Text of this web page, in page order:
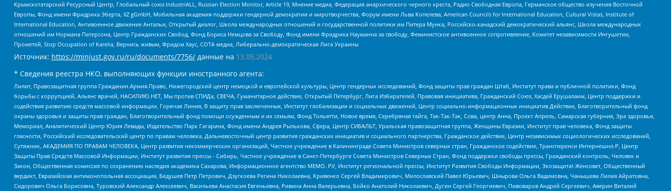
Крымскотатарский Ресурсный Центр, Глобальный союз IndustriALL, Russian Election Monitor, Article 19, Мнение медиа, Федерация анархического черного креста, Радио Свободная Европа, Германское общество изучения Восточной
Европы, Фонд имени Фридриха Эберта, XZ gGmbH, Мобильная академия поддержки гендерной демократии и миротворчества, Форум имени Льва Копелева, American Councils for International Education, Cultural Vistas, Institute of
International Education, Антивоенное движение Антальи, Открытый диалог, Школа международных отношений и государственной политики им Питера Мунка, Российско-канадский демократический альянс, Школа международных
отношений им Нормана Патерсона, Центр Гражданских Свобод, Фонд Бориса Немцова за Свободу, Фонд имени Фридриха Науманна за свободу, Феминистское антивоенное сопротивление, Комитет независимости Ингушетии,
Прометей, Stop Occupation of Karelia, Вернись живым, Фридом Хаус, СОТА медиа, Либерально-демократическая Лига Украины
Источник: https://minjust.gov.ru/ru/documents/7756/ данные на 13.05.2024
* Сведения реестра НКО, выполняющих функции иностранного агента:
Лилит, Правозащитная группа Гражданин.Армия.Право, Нижегородский центр немецкой и европейской культуры, Центр гендерных исследований, Фонд защиты прав граждан Штаб, Институт права и публичной политики, Фонд
борьбы с коррупцией, Альянс врачей, НАСИЛИЮ.НЕТ, Мы против СПИДа, СВЕЧА, Гуманитарное действие, Открытый Петербург, Лига Избирателей, Правовая инициатива, Гражданский Союз, Хасдей Ерушалаим, Центр поддержки и
содействия развитию средств массовой информации, Горячая Линия, В защиту прав заключенных, Институт глобализации и социальных движений, Центр социально-информационных инициатив Действие, Благотворительный фонд
охраны здоровья и защиты прав граждан, Благотворительный фонд помощи осужденным и их семьям, Фонд Тольятти, Новое время, Серебряная тайга, Так-Так-Так, Сова, центр Анна, Проект Апрель, Самарская губерния, Эра здоровья,
Мемориал, Аналитический Центр Юрия Левады, Издательство Парк Гагарина, Фонд имени Андрея Рылькова, Сфера, Центр СИБАЛЬТ, Уральская правозащитная группа, Женщины Евразии, Институт прав человека, Фонд защиты
гласности, Российский исследовательский центр по правам человека, Дальневосточный центр развития гражданских инициатив и социального партнерства, Гражданское действие, Центр независимых социологических исследований,
Сутяжник, АКАДЕМИЯ ПО ПРАВАМ ЧЕЛОВЕКА, Центр развития некоммерческих организаций, Частное учреждение в Калининграде Совета Министров северных стран, Гражданское содействие, Трансперенси Интернешнл-Р, Центр
Защиты Прав Средств Массовой Информации, Институт развития прессы - Сибирь, Частное учреждение в Санкт-Петербурге Совета Министров Северных Стран, Фонд поддержки свободы прессы, Гражданский контроль, Человек и
Закон, Общественная комиссия по сохранению наследия академика Сахарова, Информационное агентство МЕМО. РУ, Институт региональной прессы, Институт Развития Свободы Информации, Экозащита!-Женсовет, Общественный
вердикт, Евразийская антимонопольная ассоциация, Бедушев Петр Петрович, Дзугкоева Регина Николаевна, Кривенко Сергей Владимирович, Милославский Павел Юрьевич, Шнырова Ольга Вадимовна, Чанышева Лилия Айратовна,
Сидорович Ольга Борисовна, Туровский Александр Алексеевич, Васильева Анастасия Евгеньевна, Ривина Анна Валерьевна, Бойко Анатолий Николаевич, Дугин Сергей Георгиевич, Пивоваров Андрей Сергеевич, Аверин Виталий